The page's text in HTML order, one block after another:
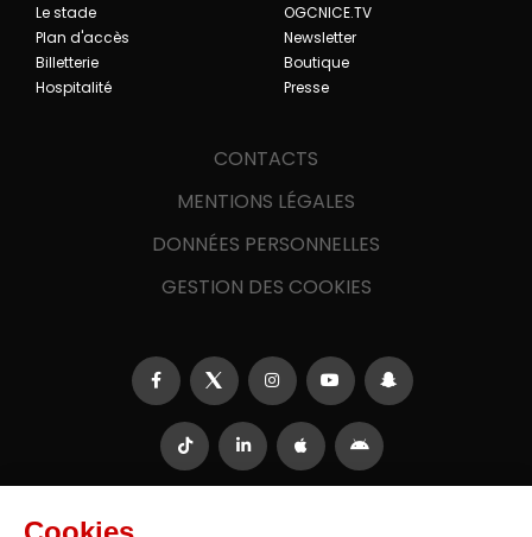
Le stade
Plan d'accès
Billetterie
Hospitalité
OGCNICE.TV
Newsletter
Boutique
Presse
CONTACTS
MENTIONS LÉGALES
DONNÉES PERSONNELLES
GESTION DES COOKIES